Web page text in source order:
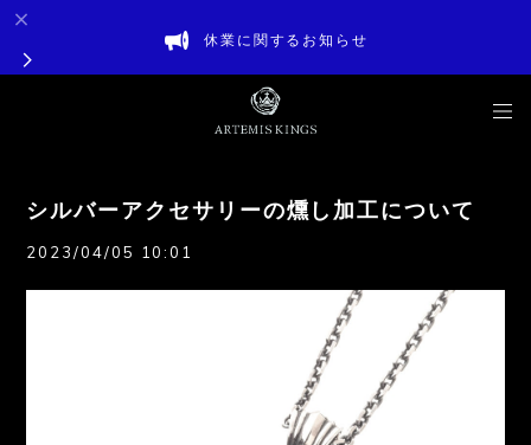
休業に関するお知らせ
シルバーアクセサリーの燻し加工について
2023/04/05 10:01